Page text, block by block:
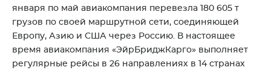
января по май авиакомпания перевезла 180 605 т
грузов по своей маршрутной сети, соединяющей
Европу, Азию и США через Россию. В настоящее
время авиакомпания «ЭйрБриджКарго» выполняет
регулярные рейсы в 26 направлениях в 14 странах